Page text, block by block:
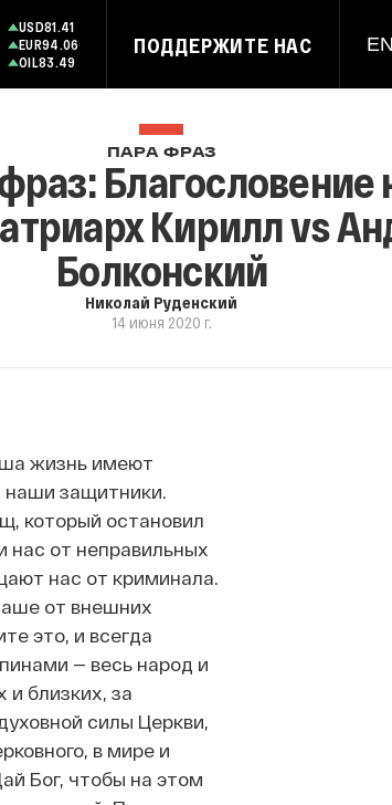
USD81.41
EUR94.06
OIL83.49
ПОДДЕРЖИТЕ НАС EN
ПАРА ФРАЗ
Благословение
Кирилл vs
Болконский
Николай Руденский
14 июня 2020 г.
жизнь имеют
наши защитники.
который остановил
нас от неправильных
нас от криминала.
от внешних
это, и всегда
— весь народ и
и близких, за
силы Церкви,
в мире и
Бог, чтобы на этом